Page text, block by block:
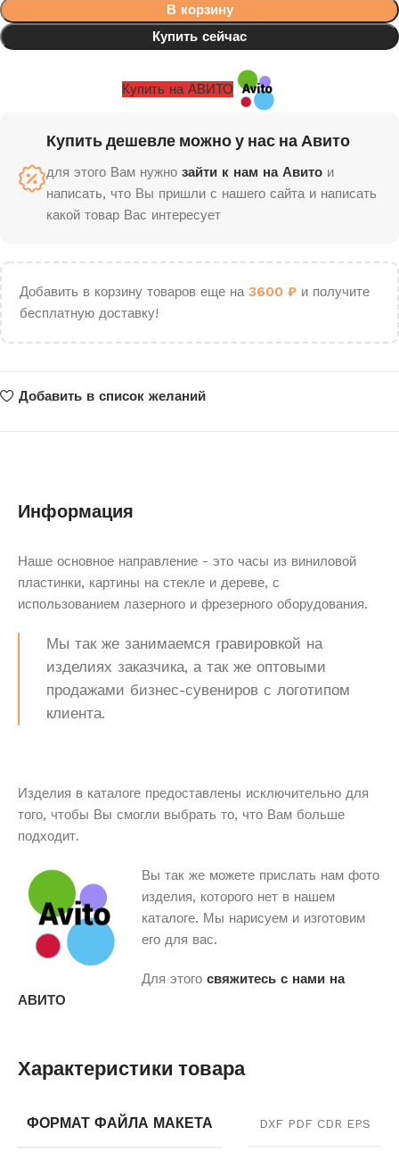
В корзину
Купить сейчас
Купить на АВИТО
Купить дешевле можно у нас на Авито
для этого Вам нужно зайти к нам на Авито и
написать, что Вы пришли с нашего сайта и написать
какой товар Вас интересует
Добавить в корзину товаров еще на 3600 ₽ и получите
бесплатную доставку!
Добавить в список желаний
Информация
Наше основное направление - это часы из виниловой
пластинки, картины на стекле и дереве, с
использованием лазерного и фрезерного оборудования.
Мы так же занимаемся гравировкой на
изделиях заказчика, а так же оптовыми
продажами бизнес-сувениров с логотипом
клиента.
Изделия в каталоге предоставлены исключительно для
того, чтобы Вы смогли выбрать то, что Вам больше
подходит.
Вы так же можете прислать нам фото
изделия, которого нет в нашем
каталоге. Мы нарисуем и изготовим
его для вас.
Для этого свяжитесь с нами на
АВИТО
Характеристики товара
ФОРМАТ ФАЙЛА МАКЕТА DXF PDF CDR EPS